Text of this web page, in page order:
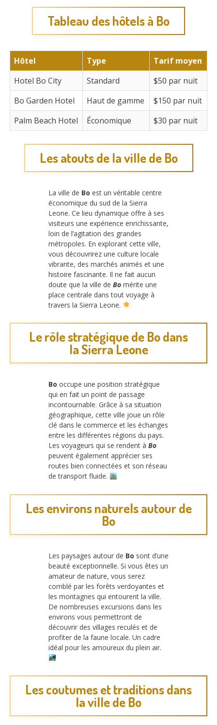
Tableau des hôtels à Bo
Hôtel Type
Tarif moyen
Hotel Bo City
Standard
$50 par nuit
Bo Garden Hotel
Haut de gamme
$150 par nuit
Palm Beach Hotel
Économique $30 par nuit
Les atouts de la ville de Bo
La ville de Bo est un véritable centre
économique du sud de la Sierra
Leone. Ce lieu dynamique offre à ses
visiteurs une expérience enrichissante,
loin de l’agitation des grandes
métropoles. En explorant cette ville,
vous découvrirez une culture locale
vibrante, des marchés animés et une
histoire fascinante. Il ne fait aucun
doute que la ville de Bo mérite une
place centrale dans tout voyage à
travers la Sierra Leone.
Le rôle stratégique de Bo dans
la Sierra Leone
Bo occupe une position stratégique
qui en fait un point de passage
incontournable. Grâce à sa situation
géographique, cette ville joue un rôle
clé dans le commerce et les échanges
entre les différentes régions du pays.
Les voyageurs qui se rendent à Bo
peuvent également apprécier ses
routes bien connectées et son réseau
de transport fluide.
Les environs naturels autour de
Bo
Les paysages autour de Bo sont d’une
beauté exceptionnelle. Si vous êtes un
amateur de nature, vous serez
comblé par les forêts verdoyantes et
les montagnes qui entourent la ville.
De nombreuses excursions dans les
environs vous permettront de
découvrir des villages reculés et de
profiter de la faune locale. Un cadre
idéal pour les amoureux du plein air.
Les coutumes et traditions dans
la ville de Bo